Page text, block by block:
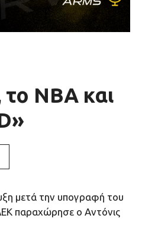
ΝΒΑ και
μετά την υπογραφή του
παραχώρησε ο Αντόνις